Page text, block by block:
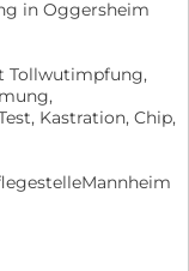
in Oggersheim
Tollwutimpfung,
Kastration, Chip,